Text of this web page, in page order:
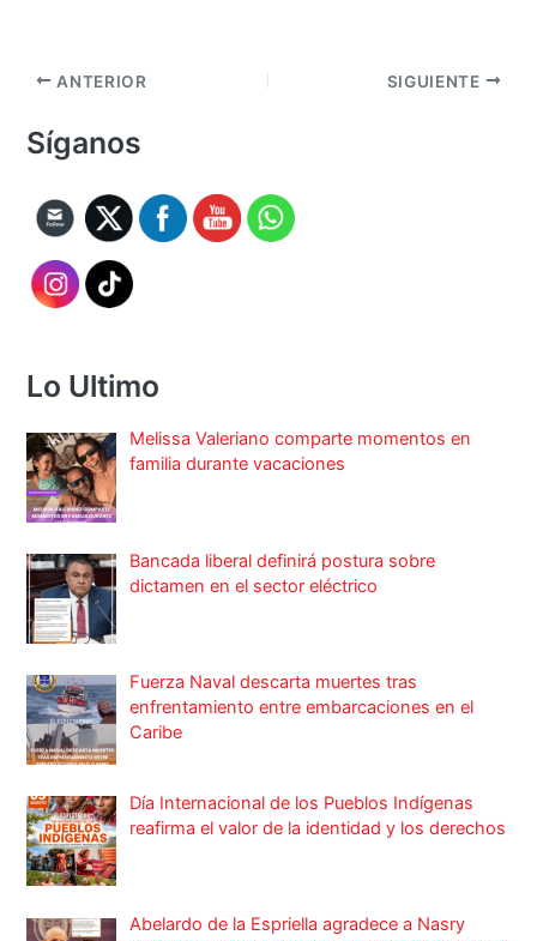
Síganos
Melissa Valeriano comparte momentos en
Caribe
Día Internacional de los Pueblos Indígenas